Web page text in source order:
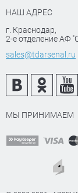
НАШ АДРЕС
г. Краснодар,
2-е отделение АФ
sales@tdarsenal.ru
МЫ ПРИНИМАЕМ